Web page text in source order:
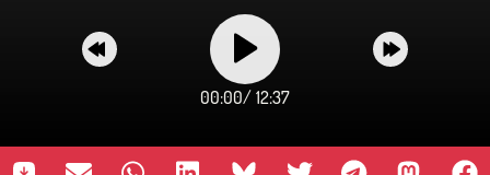
00:00/ 12:37